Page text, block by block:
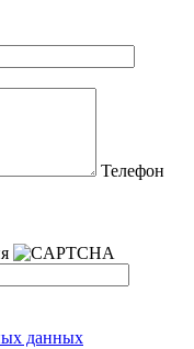
Телефон
данных